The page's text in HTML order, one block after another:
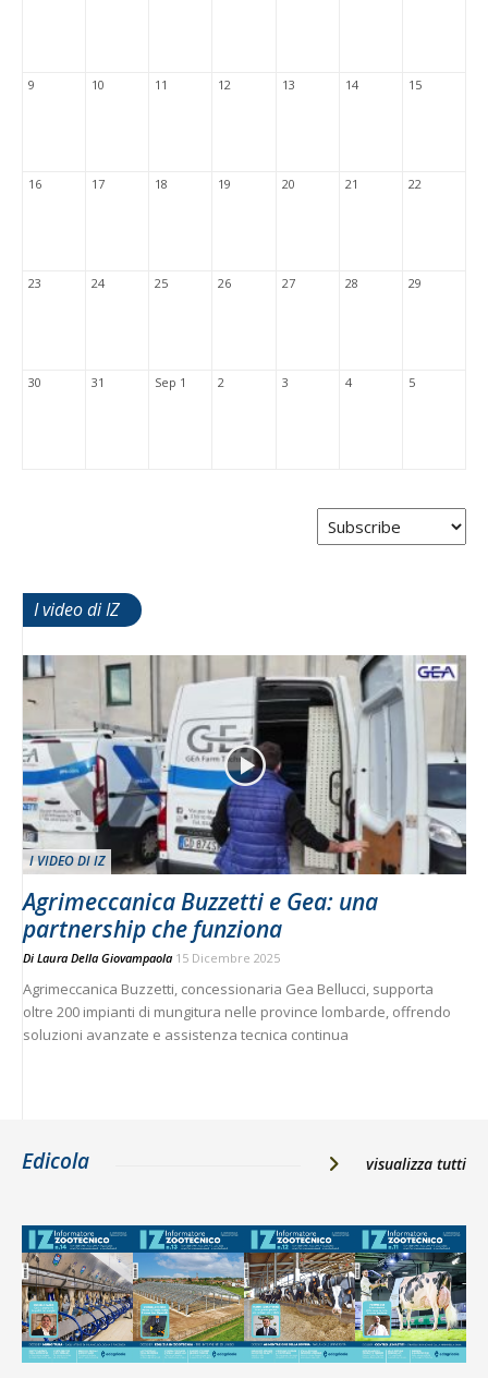
9 10 11 12 13 14 15
16 17 18 19 20 21 22
23 24 25 26 27 28 29
30 31 Sep 1 2 3 4 5
I video di IZ
I VIDEO DI IZ
Agrimeccanica Buzzetti e Gea: una
partnership che funziona
Di Laura Della Giovampaola 15 Dicembre 2025
Agrimeccanica Buzzetti, concessionaria Gea Bellucci, supporta
oltre 200 impianti di mungitura nelle province lombarde, offrendo
soluzioni avanzate e assistenza tecnica continua
Edicola visualizza tutti